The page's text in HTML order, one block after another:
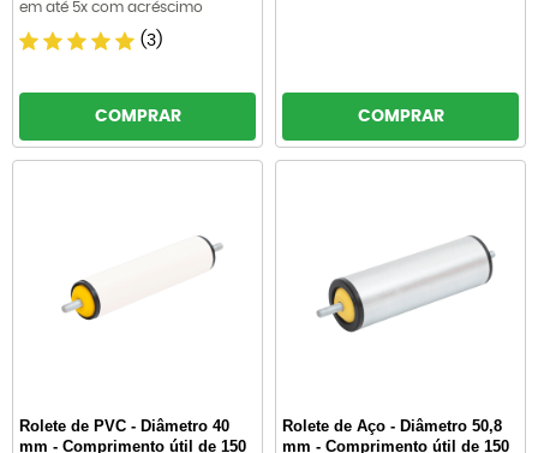
em até 5x com acréscimo
(3)
COMPRAR COMPRAR
Rolete de PVC - Diâmetro 40
mm - Comprimento útil de 150
Rolete de Aço - Diâmetro 50,8
mm - Comprimento útil de 150